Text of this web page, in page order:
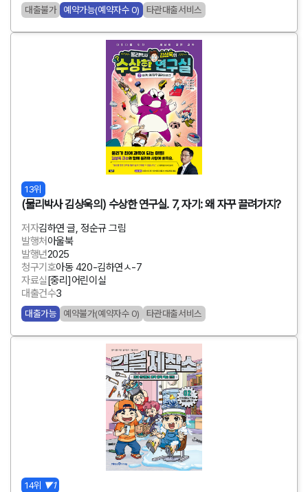
대출불가 예약가능(예약자수 0) 타관대출서비스
13위
(물리박사 김상욱의) 수상한 연구실. 7, 자기: 왜 자꾸 끌려가지?
저자김하연 글, 정순규 그림
발행처 아울북
발행년2025
청구기호아동 420-김하연ㅅ-7
자료실[중리]어린이실
대출건수3
대출가능 예약불가(예약자수 0) 타관대출서비스
14위 ▼1